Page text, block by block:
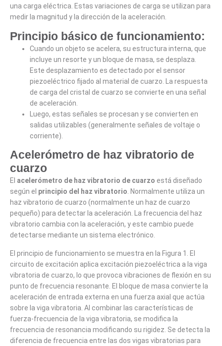
una carga eléctrica. Estas variaciones de carga se utilizan para
medir la magnitud y la dirección de la aceleración.
Principio básico de funcionamiento:
Cuando un objeto se acelera, su estructura interna, que
incluye un resorte y un bloque de masa, se desplaza.
Este desplazamiento es detectado por el sensor
piezoeléctrico fijado al material de cuarzo. La respuesta
de carga del cristal de cuarzo se convierte en una señal
de aceleración.
Luego, estas señales se procesan y se convierten en
salidas utilizables (generalmente señales de voltaje o
corriente).
Acelerómetro de haz vibratorio de
cuarzo
El acelerómetro de haz vibratorio de cuarzo está diseñado
según el principio del haz vibratorio . Normalmente utiliza un
haz vibratorio de cuarzo (normalmente un haz de cuarzo
pequeño) para detectar la aceleración. La frecuencia del haz
vibratorio cambia con la aceleración, y este cambio puede
detectarse mediante un sistema electrónico.
El principio de funcionamiento se muestra en la Figura 1. El
circuito de excitación aplica excitación piezoeléctrica a la viga
vibratoria de cuarzo, lo que provoca vibraciones de flexión en su
punto de frecuencia resonante. El bloque de masa convierte la
aceleración de entrada externa en una fuerza axial que actúa
sobre la viga vibratoria. Al combinar las características de
fuerza-frecuencia de la viga vibratoria, se modifica la
frecuencia de resonancia modificando su rigidez. Se detecta la
diferencia de frecuencia entre las dos vigas vibratorias para